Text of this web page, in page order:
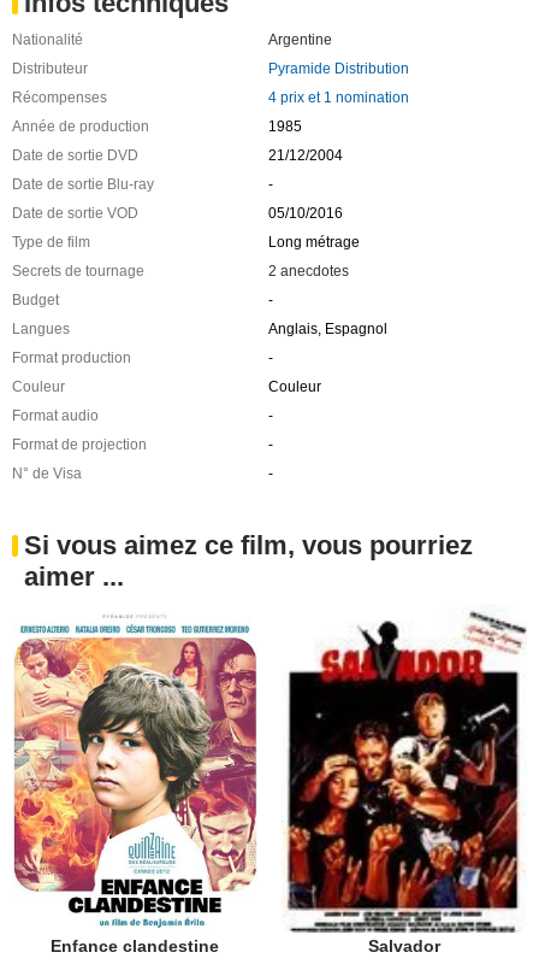
Nationalité
Argentine
Distributeur
Pyramide Distribution
Récompenses
4 prix et 1 nomination
Année de production
1985
Date de sortie DVD
21/12/2004
Date de sortie Blu-ray
-
Date de sortie VOD
05/10/2016
Type de film
Long métrage
Secrets de tournage
2 anecdotes
Budget
-
Langues
Anglais, Espagnol
Format production
-
Couleur
Couleur
Format audio
-
Format de projection
-
N° de Visa
-
Si vous aimez ce film, vous pourriez
aimer ...
Enfance clandestine Salvador